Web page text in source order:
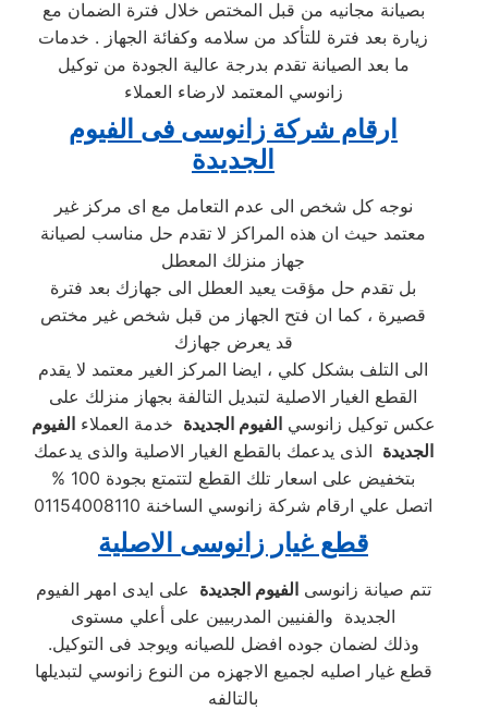
بصيانة مجانيه من قبل المختص خلال فترة الضمان مع
زيارة بعد فترة للتأكد من سلامه وكفائة الجهاز . خدمات
ما بعد الصيانة تقدم بدرجة عالية الجودة من توكيل
زانوسي المعتمد لارضاء العملاء
ارقام شركة زانوسى فى الفيوم
الجديدة
نوجه كل شخص الى عدم التعامل مع اى مركز غير
معتمد حيث ان هذه المراكز لا تقدم حل مناسب لصيانة
جهاز منزلك المعطل
بل تقدم حل مؤقت يعيد العطل الى جهازك بعد فترة
قصيرة ، كما ان فتح الجهاز من قبل شخص غير مختص
قد يعرض جهازك
الى التلف بشكل كلي ، ايضا المركز الغير معتمد لا يقدم
القطع الغيار الاصلية لتبديل التالفة بجهاز منزلك على
عكس توكيل زانوسيالفيوم الجديدة خدمة العملاءالفيوم
الجديدة الذى يدعمك بالقطع الغيار الاصلية والذى يدعمك
بتخفيض على اسعار تلك القطع لتتمتع بجودة 100 %
اتصل علي ارقام شركة زانوسي الساخنة 01154008110
قطع غيار زانوسى الاصلية
تتم صيانة زانوسىالفيوم الجديدة على ايدى امهر الفيوم
الجديدة والفنيين المدربيين على أعلي مستوى
.وذلك لضمان جوده افضل للصيانه ويوجد فى التوكيل
قطع غيار اصليه لجميع الاجهزه من النوع زانوسي لتبديلها
بالتالفه